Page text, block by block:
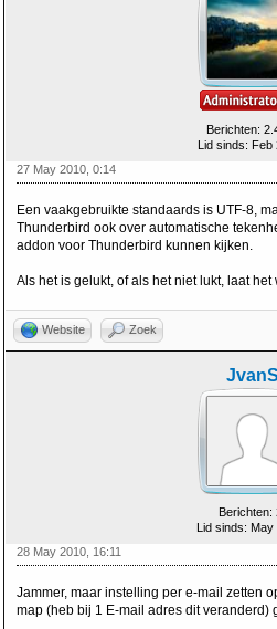
Berichten:
Lid sinds: Feb
27 May 2010, 0:14
Een vaakgebruikte standaards is UTF-8,
Thunderbird ook over automatische
addon voor Thunderbird kunnen kijken.
Als het is gelukt, of als het niet lukt, laat het
Website Zoek
JvanS
Berichten:
Lid sinds:
28 May 2010, 16:11
Jammer, maar instelling per e-mail zetten
map (heb bij 1 E-mail adres dit veranderd)